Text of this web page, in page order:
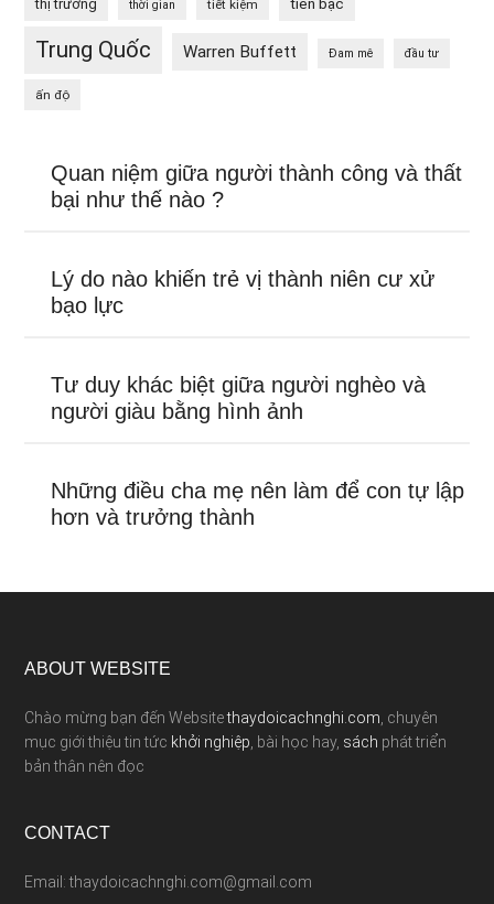
thị trường thời gian tiết kiệm
Trung Quốc Warren Buffett Đam mê đầu tư
ấn độ
Quan niệm giữa người thành công và thất
bại như thế nào ?
Lý do nào khiến trẻ vị thành niên cư xử
bạo lực
Tư duy khác biệt giữa người nghèo và
người giàu bằng hình ảnh
Những điều cha mẹ nên làm để con tự lập
hơn và trưởng thành
ABOUT WEBSITE
Chào mừng bạn đến Websitethaydoicachnghi.com , chuyên
mục giới thiệu tin tức khởi nghiệp , bài học hay, sách phát triển
bản thân nên đọc
CONTACT
Email: thaydoicachnghi.com@gmail.com